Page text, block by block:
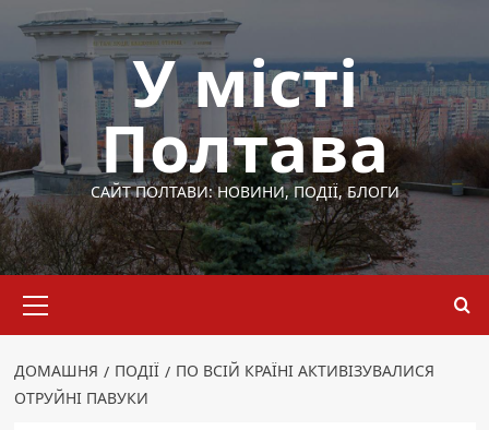
Перейти
вмісту
У місті
Полтава
САЙТ ПОЛТАВИ: НОВИНИ, ПОДІЇ, БЛОГИ
меню
ДОМАШНЯ ПОДІЇ
ПО ВСІЙ КРАЇНІ АКТИВІЗУВАЛИСЯ
ОТРУЙНІ ПАВУКИ